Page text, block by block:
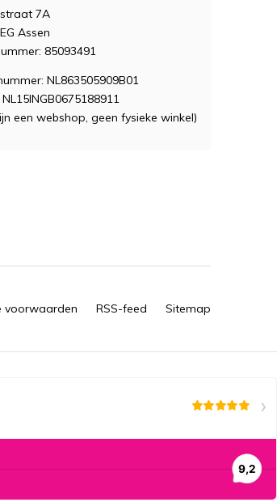
7A
Assen
85093491
NL863505909B01
NL15INGB0675188911
een webshop, geen fysieke winkel)
voorwaarden RSS-feed Sitemap